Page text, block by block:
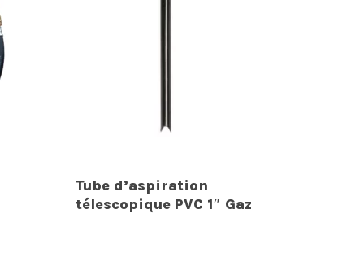
Tube d’aspiration
télescopique PVC 1″ Gaz